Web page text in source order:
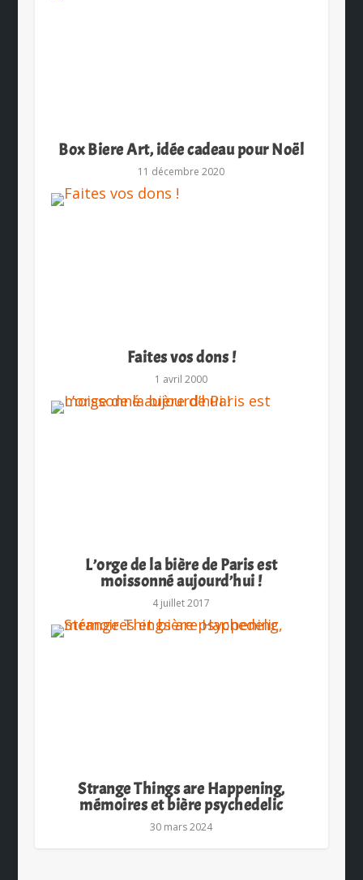
Box Biere Art, idée cadeau pour Noël
11 décembre 2020
Faites vos dons !
1 avril 2000
L’orge de la bière de Paris est
moissonné aujourd’hui !
4 juillet 2017
Strange Things are Happening,
mémoires et bière psychedelic
30 mars 2024